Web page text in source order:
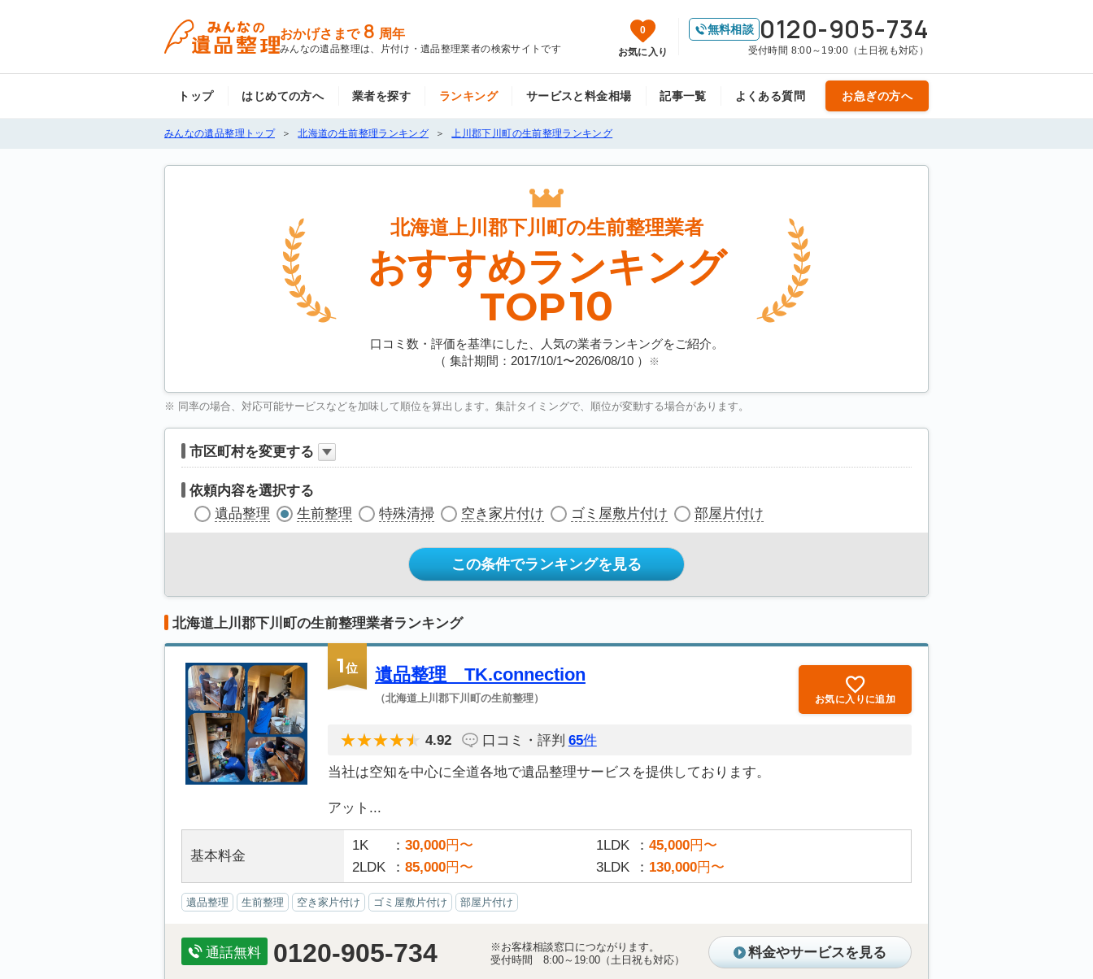
おかげさまで 8 周年
みんなの遺品整理は、片付け・遺品整理業者の検索サイトです
0
お気に入り
無料相談 0120-905-734
受付時間 8:00～19:00（土日祝も対応）
トップ はじめての方へ 業者を探す ランキング サービスと料金相場 記事一覧 よくある質問 お急ぎの方へ
みんなの遺品整理トップ 北海道の生前整理ランキング 上川郡下川町の生前整理ランキング
北海道上川郡下川町の生前整理業者
おすすめランキング
TOP10
口コミ数・評価を基準にした、人気の業者ランキングをご紹介。
（ 集計期間：2017/10/1〜2026/08/10） ※
※ 同率の場合、対応可能サービスなどを加味して順位を算出します。集計タイミングで、順位が変動する場合があります。
市区町村を変更する
依頼内容を選択する
遺品整理
生前整理 特殊清掃 空き家片付け ゴミ屋敷片付け 部屋片付け
この条件でランキングを見る
北海道上川郡下川町の生前整理業者ランキング
1位 遺品整理 TK.connection
（北海道上川郡下川町の生前整理） お気に入りに追加
4.92 口コミ・評判 65件
当社は空知を中心に全道各地で遺品整理サービスを提供しております。
アット...
基本料金
1K 30,000円〜 1LDK 45,000円〜
2LDK
85,000円〜 3LDK 130,000円〜
遺品整理 生前整理 空き家片付け ゴミ屋敷片付け 部屋片付け
通話無料 0120-905-734
※お客様相談窓口につながります。
受付時間 8:00～19:00（土日祝も対応）
料金やサービスを見る